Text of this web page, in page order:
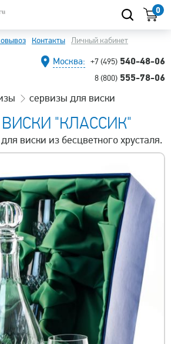
0
Контакты Личный кабинет
Москва: +7 (495) 540-48-06
8 (800) 555-78-06
сервизы для виски
"КЛАССИК"
виски из бесцветного хрусталя.